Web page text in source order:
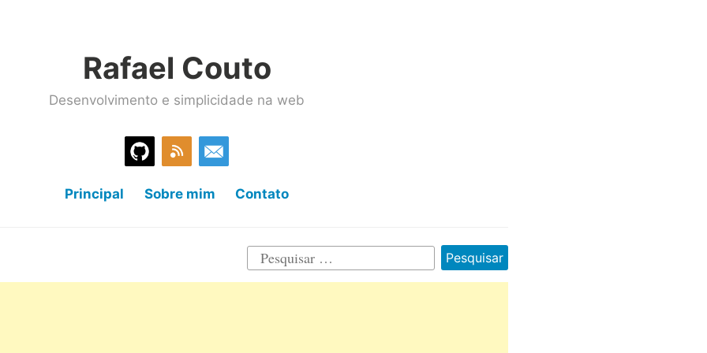
Rafael Couto
Desenvolvimento e simplicidade na web
Principal Sobre mim Contato
Pesquisar
por: